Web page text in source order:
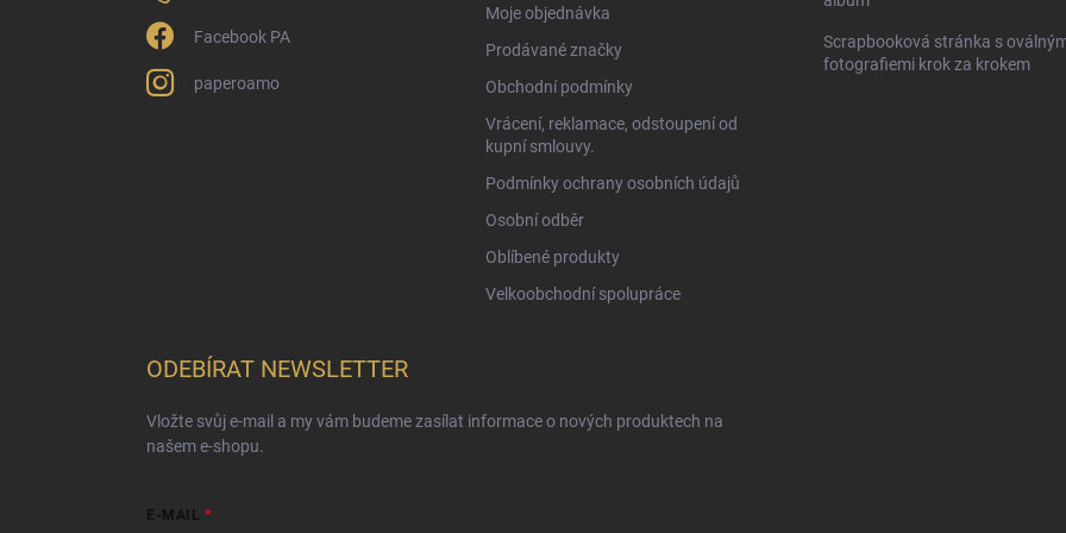
Facebook PA
paperoamo
Moje objednávka
Prodávané značky
Obchodní podmínky
Vrácení, reklamace, odstoupení od
kupní smlouvy.
Podmínky ochrany osobních údajů
Osobní odběr
Oblíbené produkty
Velkoobchodní spolupráce
Scrapbooková stránka s
fotografiemi krok za krokem
ODEBÍRAT NEWSLETTER
Vložte svůj e-mail a my vám budeme zasílat informace o nových produktech na
našem e-shopu.
E-MAIL